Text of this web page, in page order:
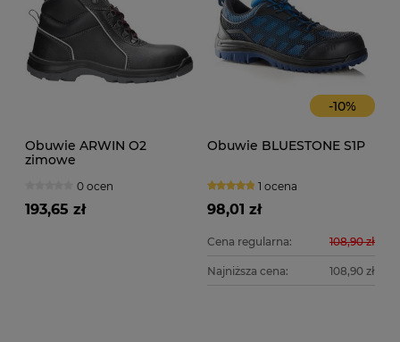
Obuwie ARWIN O2
zimowe
0 ocen
193,65 zł
-10%
Obuwie BLUESTONE S1P
1 ocena
98,01 zł
Cena regularna: 108,90 zł
Najniższa cena: 108,90 zł